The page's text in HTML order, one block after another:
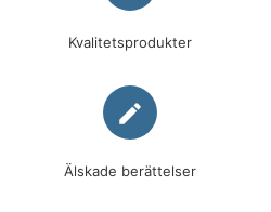
Kvalitetsprodukter
edit
Älskade berättelser